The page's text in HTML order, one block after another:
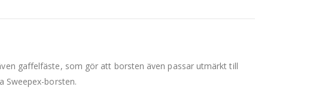
gaffelfäste, som gör att borsten även passar utmärkt till
Sweepex-borsten.